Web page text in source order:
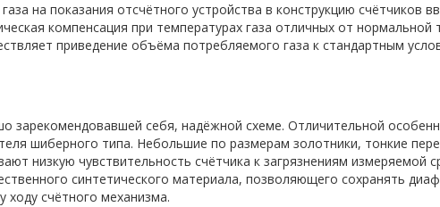
на показания отсчётного устройства в конструкцию счётчиков
компенсация при температурах газа отличных от
приведение объёма потребляемого газа к стандартным
зарекомендовавшей себя, надёжной схеме. Отличительной
шиберного типа. Небольшие по размерам золотники, тонкие
низкую чувствительность счётчика к загрязнениям измеряемой
синтетического материала, позволяющего сохранять
счётного механизма.